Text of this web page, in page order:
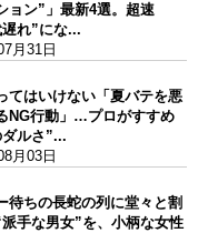
ョン”」最新4選。超速
れ”にな...
月31日
てはいけない「夏バテを悪
NG行動」…プロがすすめ
ルさ”...
月03日
待ちの長蛇の列に堂々と割
派手な男女”を、小柄な女性